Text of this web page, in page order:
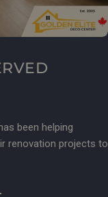
been helping
renovation projects to